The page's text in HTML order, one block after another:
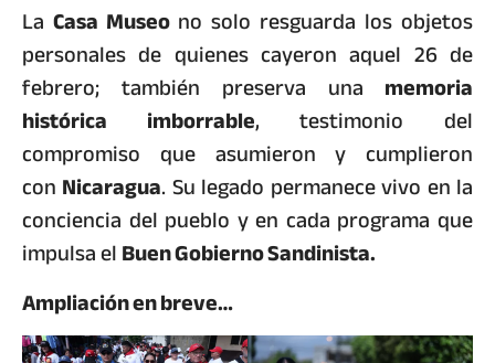
La Casa Museo no solo resguarda los objetos
personales de quienes cayeron aquel 26 de
febrero; también preserva una memoria
histórica imborrable, testimonio del
compromiso que asumieron y cumplieron
conNicaragua. Su legado permanece vivo en la
conciencia del pueblo y en cada programa que
impulsa elBuen Gobierno Sandinista.
Ampliación en breve…